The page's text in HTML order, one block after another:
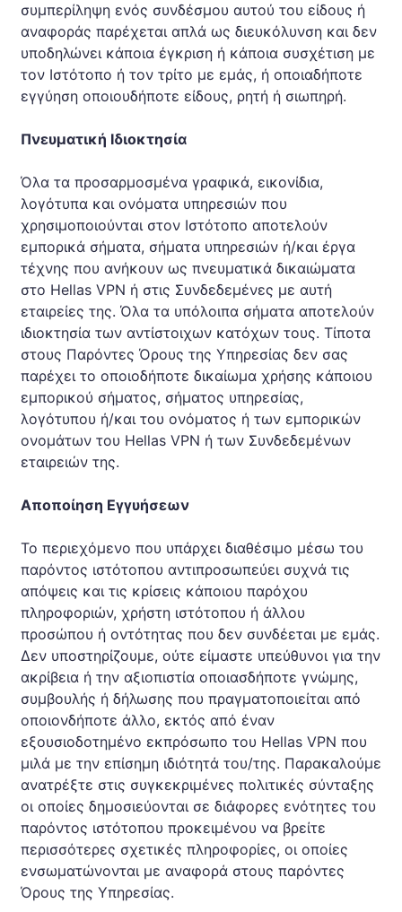
συμπερίληψη ενός συνδέσμου αυτού του είδους ή
αναφοράς παρέχεται απλά ως διευκόλυνση και δεν
υποδηλώνει κάποια έγκριση ή κάποια συσχέτιση με
τον Ιστότοπο ή τον τρίτο με εμάς, ή οποιαδήποτε
εγγύηση οποιουδήποτε είδους, ρητή ή σιωπηρή.
Πνευματική Ιδιοκτησία
Όλα τα προσαρμοσμένα γραφικά, εικονίδια,
λογότυπα και ονόματα υπηρεσιών που
χρησιμοποιούνται στον Ιστότοπο αποτελούν
εμπορικά σήματα, σήματα υπηρεσιών ή/και έργα
τέχνης που ανήκουν ως πνευματικά δικαιώματα
στο Hellas VPN ή στις Συνδεδεμένες με αυτή
εταιρείες της. Όλα τα υπόλοιπα σήματα αποτελούν
ιδιοκτησία των αντίστοιχων κατόχων τους. Τίποτα
στους Παρόντες Όρους της Υπηρεσίας δεν σας
παρέχει το οποιοδήποτε δικαίωμα χρήσης κάποιου
εμπορικού σήματος, σήματος υπηρεσίας,
λογότυπου ή/και του ονόματος ή των εμπορικών
ονομάτων του Hellas VPN ή των Συνδεδεμένων
εταιρειών της.
Αποποίηση Εγγυήσεων
Το περιεχόμενο που υπάρχει διαθέσιμο μέσω του
παρόντος ιστότοπου αντιπροσωπεύει συχνά τις
απόψεις και τις κρίσεις κάποιου παρόχου
πληροφοριών, χρήστη ιστότοπου ή άλλου
προσώπου ή οντότητας που δεν συνδέεται με εμάς.
Δεν υποστηρίζουμε, ούτε είμαστε υπεύθυνοι για την
ακρίβεια ή την αξιοπιστία οποιασδήποτε γνώμης,
συμβουλής ή δήλωσης που πραγματοποιείται από
οποιονδήποτε άλλο, εκτός από έναν
εξουσιοδοτημένο εκπρόσωπο του Hellas VPN που
μιλά με την επίσημη ιδιότητά του/της. Παρακαλούμε
ανατρέξτε στις συγκεκριμένες πολιτικές σύνταξης
οι οποίες δημοσιεύονται σε διάφορες ενότητες του
παρόντος ιστότοπου προκειμένου να βρείτε
περισσότερες σχετικές πληροφορίες, οι οποίες
ενσωματώνονται με αναφορά στους παρόντες
Όρους της Υπηρεσίας.